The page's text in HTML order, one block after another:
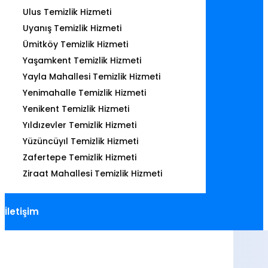
Ulus Temizlik Hizmeti
Uyanış Temizlik Hizmeti
Ümitköy Temizlik Hizmeti
Yaşamkent Temizlik Hizmeti
Yayla Mahallesi Temizlik Hizmeti
Yenimahalle Temizlik Hizmeti
Yenikent Temizlik Hizmeti
Yıldızevler Temizlik Hizmeti
Yüzüncüyıl Temizlik Hizmeti
Zafertepe Temizlik Hizmeti
Ziraat Mahallesi Temizlik Hizmeti
İletişim